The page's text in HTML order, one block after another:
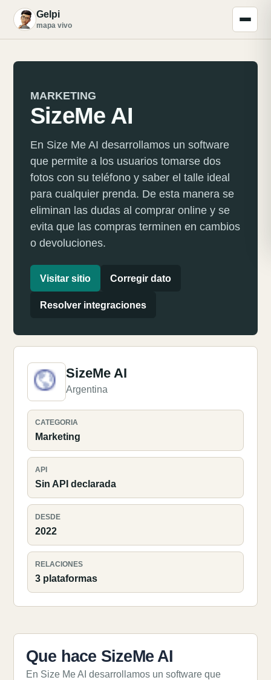
G Gelpi
mapa vivo
MARKETING
SizeMe AI
En Size Me AI desarrollamos un software
que permite a los usuarios tomarse dos
fotos con su teléfono y saber el talle ideal
para cualquier prenda. De esta manera se
eliminan las dudas al comprar online y se
evita que las compras terminen en cambios
o devoluciones.
Visitar sitio Corregir dato
Resolver integraciones
SizeMe AI
Argentina
CATEGORIA
Marketing
API
Sin API declarada
DESDE
2022
RELACIONES
3 plataformas
Que hace SizeMe AI
En Size Me AI desarrollamos un software que